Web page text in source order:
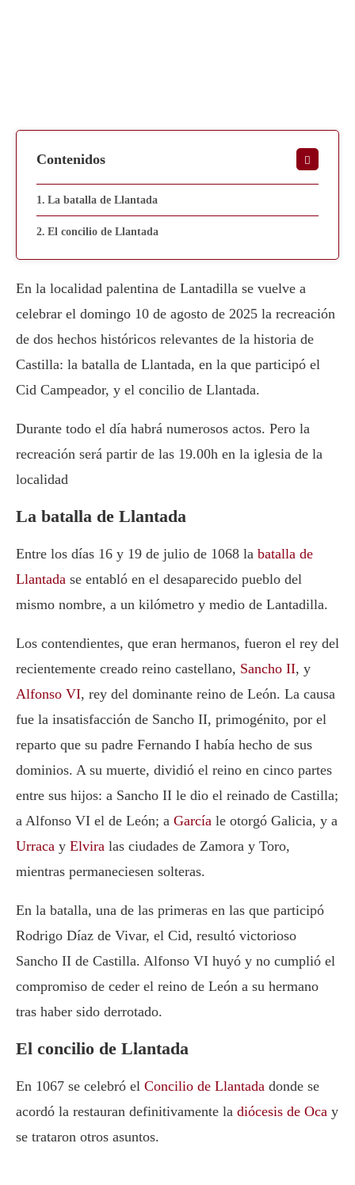
Contenidos
La batalla de Llantada
El concilio de Llantada
En la localidad palentina de Lantadilla se vuelve a
celebrar el domingo 10 de agosto de 2025 la recreación
de dos hechos históricos relevantes de la historia de
Castilla: la batalla de Llantada, en la que participó el
Cid Campeador, y el concilio de Llantada.
Durante todo el día habrá numerosos actos. Pero la
recreación será partir de las 19.00h en la iglesia de la
localidad
La batalla de Llantada
Entre los días 16 y 19 de julio de 1068 la batalla de
Llantada se entabló en el desaparecido pueblo del
mismo nombre, a un kilómetro y medio de Lantadilla.
Los contendientes, que eran hermanos, fueron el rey del
recientemente creado reino castellano, Sancho II, y
Alfonso VI, rey del dominante reino de León. La causa
fue la insatisfacción de Sancho II, primogénito, por el
reparto que su padre Fernando I había hecho de sus
dominios. A su muerte, dividió el reino en cinco partes
entre sus hijos: a Sancho II le dio el reinado de Castilla;
a Alfonso VI el de León; a García le otorgó Galicia, y a
Urraca y Elvira las ciudades de Zamora y Toro,
mientras permaneciesen solteras.
En la batalla, una de las primeras en las que participó
Rodrigo Díaz de Vivar, el Cid, resultó victorioso
Sancho II de Castilla. Alfonso VI huyó y no cumplió el
compromiso de ceder el reino de León a su hermano
tras haber sido derrotado.
El concilio de Llantada
En 1067 se celebró el Concilio de Llantada donde se
acordó la restauran definitivamente la diócesis de Oca y
se trataron otros asuntos.